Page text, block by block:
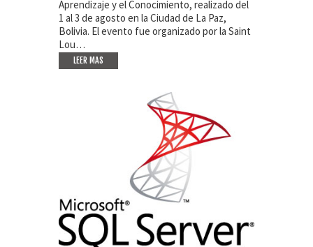
Aprendizaje y el Conocimiento, realizado del
1 al 3 de agosto en la Ciudad de La Paz,
Bolivia. El evento fue organizado por la Saint
Lou…
LEER MAS